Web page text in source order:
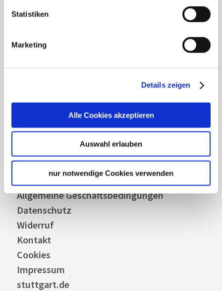
Statistiken
Marketing
Details zeigen
Alle Cookies akzeptieren
Auswahl erlauben
nur notwendige Cookies verwenden
Stuttgart und Region immer up-to-date.
Über uns
Stellenangebote
Presse
Stuttgart Convention Bureau
Bilddatenbank
Allgemeine Geschäftsbedingungen
Datenschutz
Widerruf
Kontakt
Cookies
Impressum
stuttgart.de